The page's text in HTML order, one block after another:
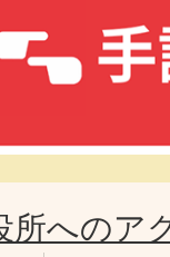
所へのア